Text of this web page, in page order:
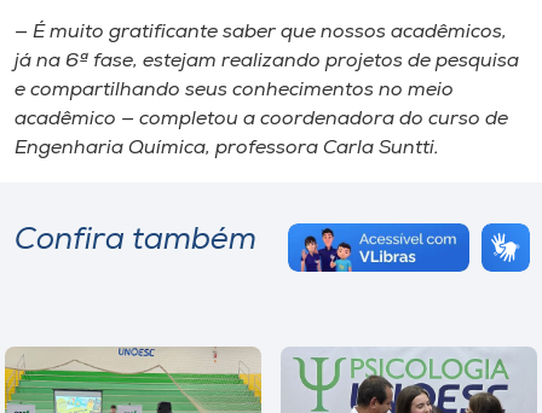
— É muito gratificante saber que nossos acadêmicos,
já na 6ª fase, estejam realizando projetos de pesquisa
e compartilhando seus conhecimentos no meio
acadêmico — completou a coordenadora do curso de
Engenharia Química, professora Carla Suntti.
Confira também